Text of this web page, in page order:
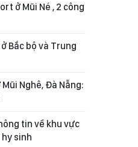
ở Mũi Né , 2 công
Bắc bộ và Trung
Nghê, Đà Nẵng:
tin về khu vực
sinh